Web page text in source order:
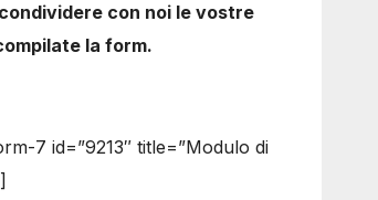
con noi le vostre
la form.
7 id=”9213″ title=”Modulo di